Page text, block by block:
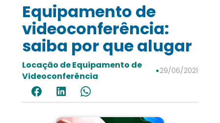
Equipamento de
videoconferência:
saiba por que alugar
Locação de Equipamento de
Videoconferência
•29/06/2021